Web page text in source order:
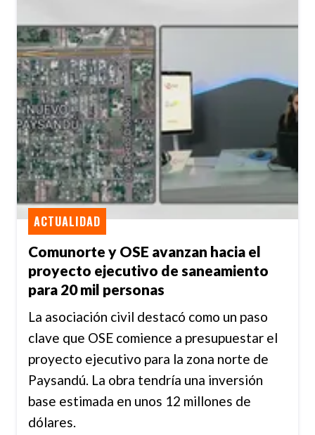
Comunorte y OSE avanzan hacia el
proyecto ejecutivo de saneamiento
para 20 mil personas
ACTUALIDAD
La asociación civil destacó como un paso
clave que OSE comience a presupuestar el
proyecto ejecutivo para la zona norte de
Paysandú. La obra tendría una inversión
base estimada en unos 12 millones de
dólares.